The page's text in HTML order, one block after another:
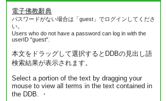
電子佛教辭典
パスワードがない場合は「guest」でログインしてくださ
い。
Users who do not have a password can log in with the
userID "guest".
本文をドラッグして選択するとDDBの見出し語
検索結果が表示されます。
Select a portion of the text by dragging your
mouse to view all terms in the text contained in
the DDB. ・